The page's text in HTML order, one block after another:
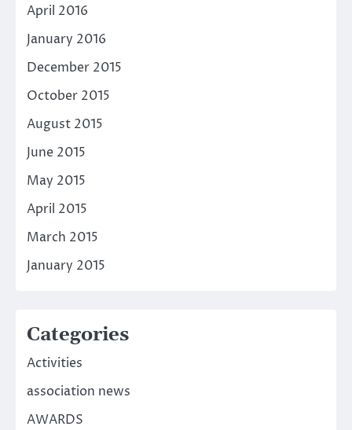
April 2016
January 2016
December 2015
October 2015
August 2015
June 2015
May 2015
April 2015
March 2015
January 2015
Categories
Activities
association news
AWARDS